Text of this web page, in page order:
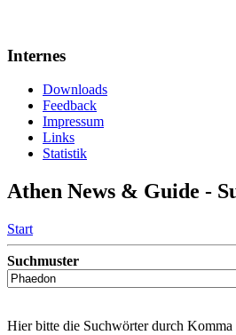
Internes
Downloads
Feedback
Impressum
Links
Statistik
Athen News & Guide -
Start
Suchmuster
Hier bitte die Suchwörter durch Komma